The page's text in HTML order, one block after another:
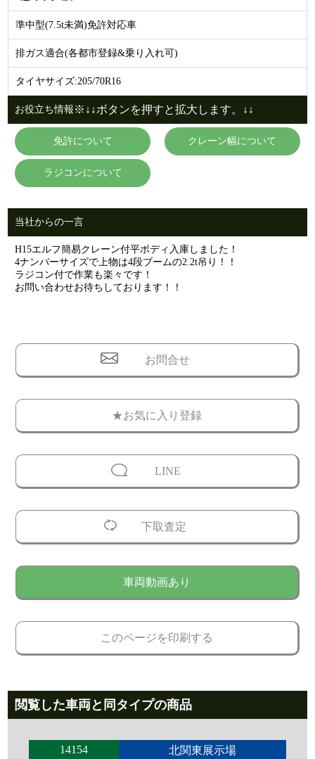
準中型(7.5t未満)免許対応車
排ガス適合(各都市登録&乗り入れ可)
タイヤサイズ:205/70R16
お役立ち情報 ※↓↓ボタンを押すと拡大します。↓↓
免許について クレーン幅について
ラジコンについて
当社からの一言
H15エルフ簡易クレーン付平ボディ入庫しました！
4ナンバーサイズで上物は4段ブームの2.2t吊り！！
ラジコン付で作業も楽々です！
お問い合わせお待ちしております！！
お問合せ
★お気に入り登録
LINE
下取査定
車両動画あり
このページを印刷する
閲覧した車両と同タイプの商品
14154 北関東展示場